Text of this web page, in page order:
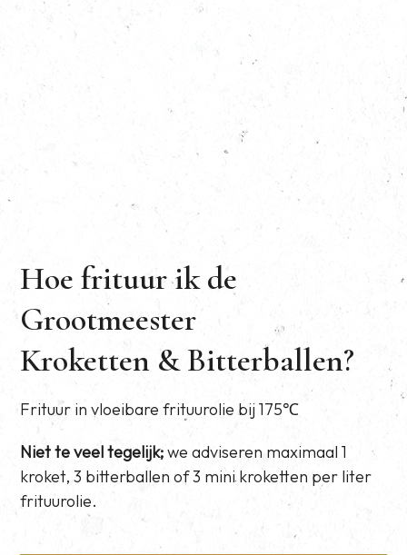
Hoe frituur ik de
Grootmeester
Kroketten & Bitterballen?
Frituur in vloeibare frituurolie bij 175℃
Niet te veel tegelijk;we adviseren maximaal 1
kroket, 3 bitterballen of 3 mini kroketten per liter
frituurolie.